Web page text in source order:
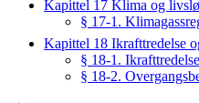
Kapittel 17 Klima og
§ 17-1.
Kapittel 18 Ikrafttredelse
§ 18-1. Ikrafttredelse
§ 18-2.